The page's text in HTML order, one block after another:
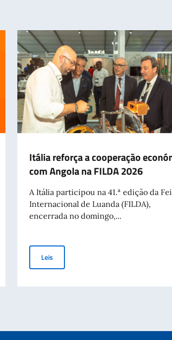
Itália reforça a cooperação
com Angola na FILDA 2026
A Itália participou na 41.ª edição da
Internacional de Luanda (FILDA),
encerrada no domingo,...
Leis